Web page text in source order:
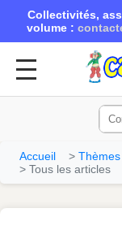
Collectivités,
volume :
Accueil Thèmes
Tous les articles